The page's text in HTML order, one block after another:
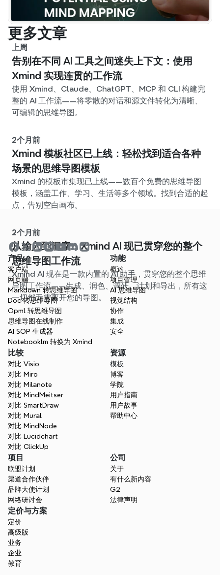
更多文章
上周
告别在不同 AI 工具之间迷失上下文：使用
Xmind 实现连贯的工作流
使用 Xmind、Claude、ChatGPT、MCP 和 CLI 构建完
整的 AI 工作流——将零散的对话和源文件转化为清晰、
可编辑的思维导图。
2个月前
Xmind 模板社区已上线：轻松找到适合各种
场景的思维导图模板
Xmind 的模板市集现已上线——数百个免费的思维导图
模板，涵盖工作、学习、生活等多个领域。找到合适的起
点，告别空白画布。
2个月前
从输入到洞察：Xmind AI 现已贯穿您的整个
思维导图工作流
Xmind AI 现在是一款内置的 AI 助手，贯穿您的整个思维
导图工作流——生成、润色、调研、计划和导出，所有这
一切都无需离开您的导图。
产品
客户端
网页端
Markdown 转思维导图
Doc 转思维导图
Opml 转思维导图
思维导图在线制作
AI SOP 生成器
Notebooklm 转换为 Xmind
功能
概述
项目管理
AI 思维导图
视觉结构
协作
集成
安全
比较
对比 Visio
对比 Miro
对比 Milanote
对比 MindMeitser
对比 SmartDraw
对比 Mural
对比 MindNode
对比 Lucidchart
对比 ClickUp
资源
模板
博客
学院
用户指南
用户故事
帮助中心
项目
联盟计划
渠道合作伙伴
品牌大使计划
网络研讨会
公司
关于
有什么新内容
G2
法律声明
定价与方案
定价
高级版
业务
企业
教育